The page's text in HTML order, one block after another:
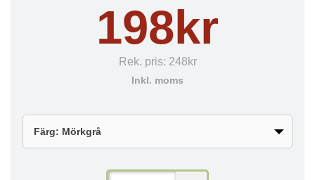
198kr
Rek. pris: 248kr
Inkl. moms